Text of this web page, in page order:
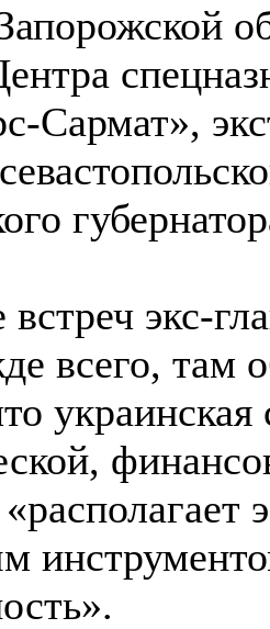
Сармат»,
экс-
всего, там